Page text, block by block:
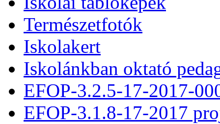
Természetfotók
Iskolakert
Iskolánkban oktató
EFOP-3.2.5-17-2017-
EFOP-3.1.8-17-2017